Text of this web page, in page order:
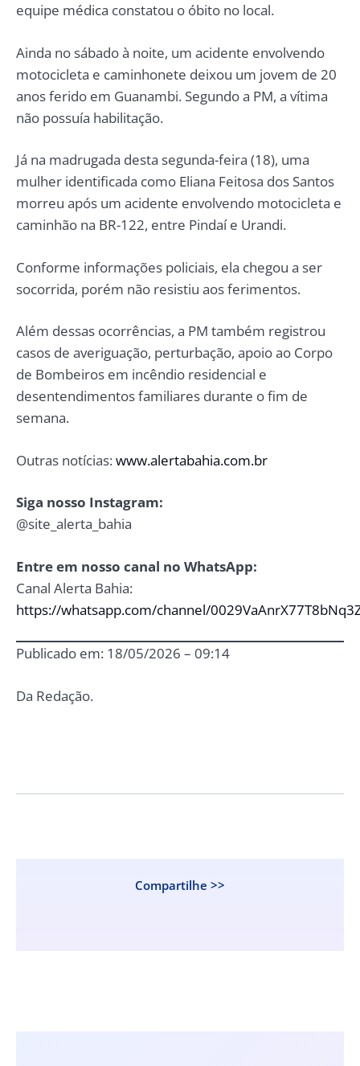
equipe médica constatou o óbito no local.
Ainda no sábado à noite, um acidente envolvendo
motocicleta e caminhonete deixou um jovem de 20
anos ferido em Guanambi. Segundo a PM, a vítima
não possuía habilitação.
Já na madrugada desta segunda-feira (18), uma
mulher identificada como Eliana Feitosa dos Santos
morreu após um acidente envolvendo motocicleta e
caminhão na BR-122, entre Pindaí e Urandi.
Conforme informações policiais, ela chegou a ser
socorrida, porém não resistiu aos ferimentos.
Além dessas ocorrências, a PM também registrou
casos de averiguação, perturbação, apoio ao Corpo
de Bombeiros em incêndio residencial e
desentendimentos familiares durante o fim de
semana.
Outras notícias:www.alertabahia.com.br
Siga nosso Instagram:
@site_alerta_bahia
Entre em nosso canal no WhatsApp:
Canal Alerta Bahia:
https://whatsapp.com/channel/
Publicado em: 18/05/2026 – 09:14
Da Redação.
Compartilhe >>